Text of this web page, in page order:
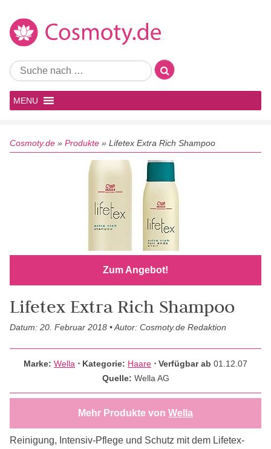
MENU
Cosmoty.de » Produkte » Lifetex Extra Rich Shampoo
Zum Angebot!
Lifetex Extra Rich Shampoo
Datum: 20. Februar 2018 • Autor: Cosmoty.de Redaktion
Marke: Wella ⋅ Kategorie: Haare ⋅ Verfügbar ab 01.12.07
Quelle: Wella AG
Mehr Produkte von Wella
Reinigung, Intensiv-Pflege und Schutz mit dem Lifetex-